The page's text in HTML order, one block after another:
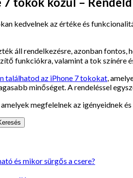
kedvelnek az értéke és
áll rendelkezésre, azonban
funkciókra, valamint a tok színére
találhatod az iPhone 7 tokokat ,
minőséget. A rendeléssel
megfelelnek az igényeidnek
és mikor sürgős a csere?